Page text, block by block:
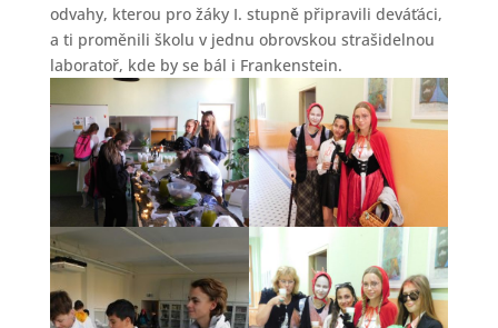
odvahy, kterou pro žáky I. stupně připravili deváťáci,
a ti proměnili školu v jednu obrovskou strašidelnou
laboratoř, kde by se bál i Frankenstein.